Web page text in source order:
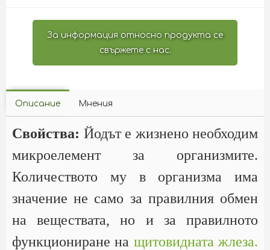
За информация относно продукта се
свържете с нас.
Описание Мнения
Свойства: Йодът е жизнено необходим
микроелемент за организмите.
Количеството му в организма има
значение не само за правилния обмен
на веществата, но и за правилното
функциониране на щитовидната жлеза.